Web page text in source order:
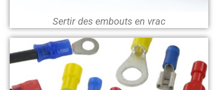
Sertir des embouts en vrac